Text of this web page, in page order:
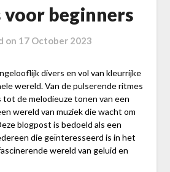
voor beginners
on 17 October 2023
divers en vol van kleurrijke
wereld. Van de pulserende ritmes
tot de melodieuze tonen van een
wereld van muziek die wacht om
blogpost is bedoeld als een
die geïnteresseerd is in het
wereld van geluid en